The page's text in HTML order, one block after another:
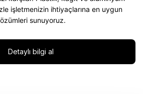
işletmenizin ihtiyaçlarına en uygun
sunuyoruz.
Detaylı bilgi al